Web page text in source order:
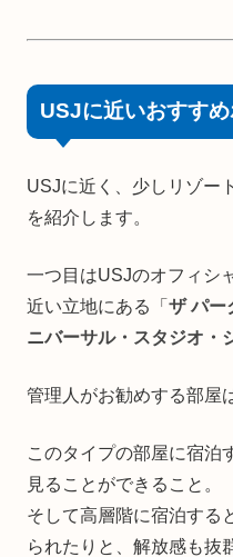
USJに近いおすす
USJに近く、少しリゾー
を紹介します。
一つ目はUSJのオフィシ
近い立地にある「 ザ パー
ニバーサル・スタジオ・
管理人がお勧めする部屋
このタイプの部屋に宿泊
見ることができること。
そして高層階に宿泊する
られたりと、解放感も抜